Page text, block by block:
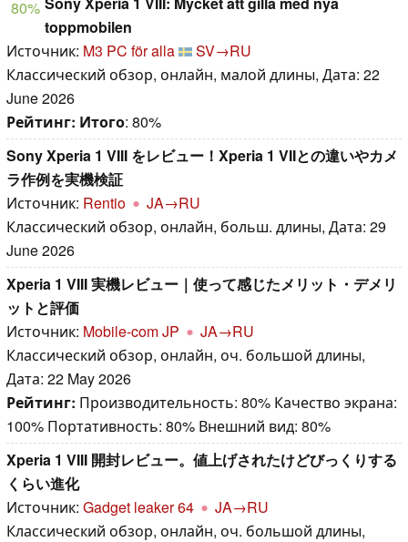
80%
toppmobilen
Источник: M3 PC för alla
SV→RU
Классический обзор, онлайн, малой длины, Дата: 22
June 2026
Рейтинг: Итого: 80%
Sony Xperia 1 VIII をレビュー！Xperia 1 VIIとの違いやカメ
ラ作例を実機検証
Источник: Rentio
JA→RU
Классический обзор, онлайн, больш. длины, Дата: 29
June 2026
Xperia 1 VIII 実機レビュー｜使って感じたメリット・デメリ
ットと評価
Источник: Mobile-com JP
JA→RU
Классический обзор, онлайн, оч. большой длины,
Дата: 22 May 2026
Рейтинг: Производительность: 80% Качество экрана:
100% Портативность: 80% Внешний вид: 80%
Xperia 1 VIII 開封レビュー。値上げされたけどびっくりする
くらい進化
Источник: Gadget leaker 64
JA→RU
Классический обзор, онлайн, оч. большой длины,